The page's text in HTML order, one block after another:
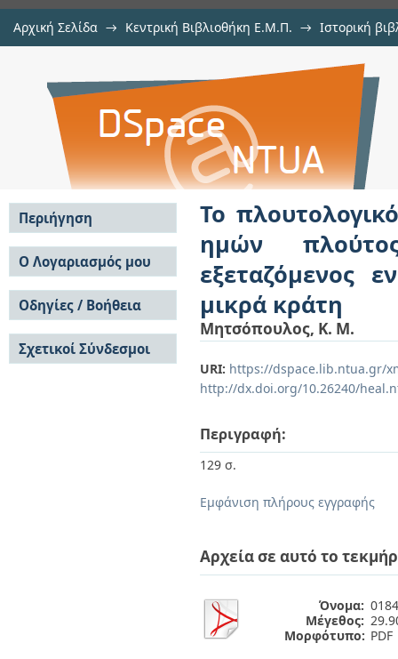
Αρχική Σελίδα → Κεντρική Βιβλιοθήκη Ε.Μ.Π. → Ιστορική
Το πλουτολογικόν της
γεωγραφικώς και γεωλογικώς
Ευρώπης μικρά κράτη
Το
ημών
εξεταζόμενος
μικρά κράτη
Μητσόπουλος, Κ. Μ.
URI: https://dspace.lib.ntua.gr/
http://dx.doi.org/10.26240/
Περιγραφή:
129 σ.
Εμφάνιση πλήρους εγγραφής
Αρχεία σε αυτό το
Όνομα:
Μέγεθος:
Μορφότυπο: PDF
Περιήγηση
Σε όλο το DSpace
Κοινότητες & Συλλογές
Ανά Ημερομηνία
Έκδοσης
Συγγραφείς
Τίτλοι
Θέματα
Ο Λογαριασμός μου
Σύνδεση
Εγγραφή
Οδηγίες / Βοήθεια
Οδηγίες Υποβολής
Οδηγίες Χρήσης ΙΑ
Συχνές Ερωτήσεις
Σχετικοί Σύνδεσμοι